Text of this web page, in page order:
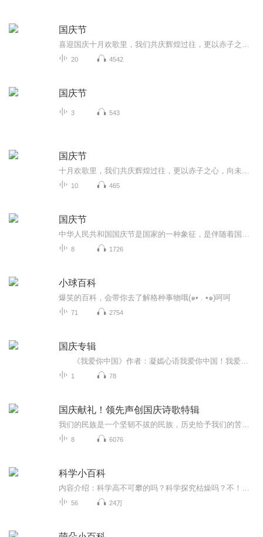
国庆节
20 4542
国庆节
3 543
国庆节
10 465
国庆节
8 1726
小球百科
爆笑的百科，会带你去了解格种事物哦(๑• . •๑)呵呵
71 2754
国庆专辑
1 78
国庆献礼！领先声创国庆诗歌特辑
8 6076
科学小百科
56 24万